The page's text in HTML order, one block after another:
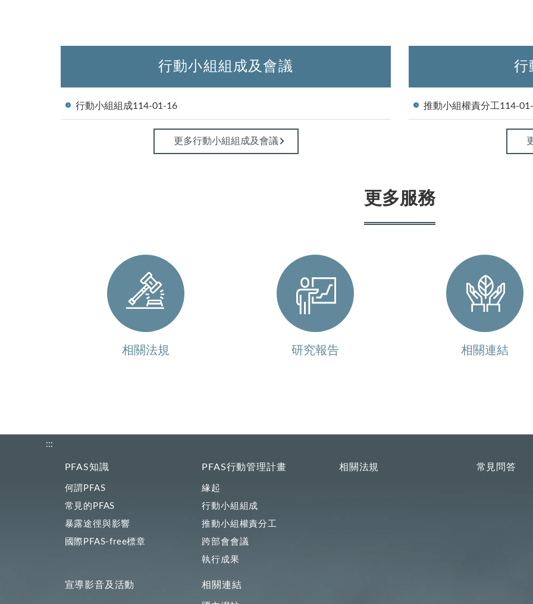
行動小組組成及會議
行動小組組成114-01-16
更多行動小組組成及會議
行
推動小組權責分工114-
更多服務
相關法規 研究報告 相關連結
:::
PFAS知識
何謂PFAS
常見的PFAS
暴露途徑與影響
國際PFAS-free標章
PFAS行動管理計畫
緣起
行動小組組成
推動小組權責分工
跨部會會議
執行成果
相關法規 常見問答
宣導影音及活動 相關連結